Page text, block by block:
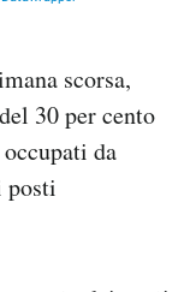
scorsa,
30 per cento
da
posti